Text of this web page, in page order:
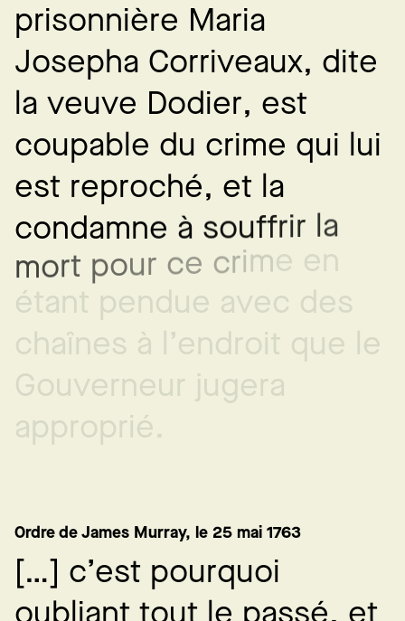
prisonnière Maria
Josepha Corriveaux, dite
la veuve Dodier, est
coupable du crime qui lui
est reproché, et la
condamne à souffrir la
mort pour ce crime en
étant pendue avec des
chaînes à l’endroit que le
Gouverneur jugera
approprié.
Ordre de James Murray, le 25 mai 1763
[…] c’est pourquoi